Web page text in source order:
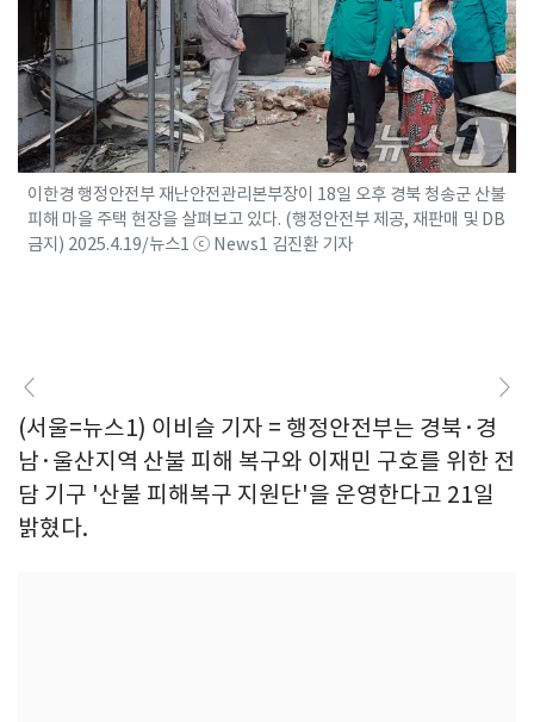
이한경 행정안전부 재난안전관리본부장이 18일 오후 경북 청송군 산불
피해 마을 주택 현장을 살펴보고 있다. (행정안전부 제공, 재판매 및 DB
금지) 2025.4.19/뉴스1 ⓒ News1 김진환 기자
(서울=뉴스1) 이비슬 기자 = 행정안전부는 경북·경
남·울산지역 산불 피해 복구와 이재민 구호를 위한 전
담 기구 '산불 피해복구 지원단'을 운영한다고 21일
밝혔다.